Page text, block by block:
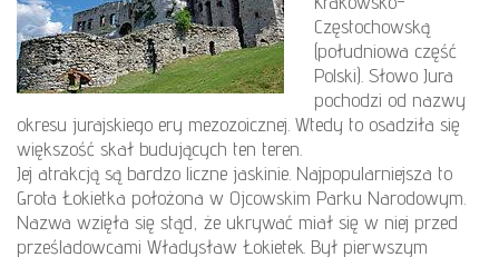
Częstochowską
(południowa część
Polski). Słowo Jura
pochodzi od nazwy
okresu jurajskiego ery mezozoicznej. Wtedy to osadziła się
większość skał budujących ten teren.
Jej atrakcją są bardzo liczne jaskinie. Najpopularniejsza to
Grota Łokietka położona w Ojcowskim Parku Narodowym.
Nazwa wzięła się stąd, że ukrywać miał się w niej przed
prześladowcami Władysław Łokietek. Był pierwszym